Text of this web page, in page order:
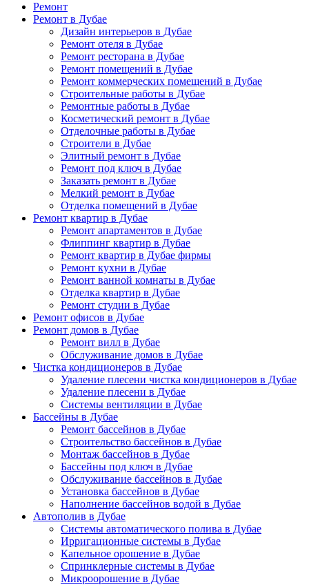
Ремонт
Ремонт в Дубае
Дизайн интерьеров в Дубае
Ремонт отеля в Дубае
Ремонт ресторана в Дубае
Ремонт помещений в Дубае
Ремонт коммерческих помещений в Дубае
Строительные работы в Дубае
Ремонтные работы в Дубае
Косметический ремонт в Дубае
Отделочные работы в Дубае
Строители в Дубае
Элитный ремонт в Дубае
Ремонт под ключ в Дубае
Заказать ремонт в Дубае
Мелкий ремонт в Дубае
Отделка помещений в Дубае
Ремонт квартир в Дубае
Ремонт апартаментов в Дубае
Флиппинг квартир в Дубае
Ремонт квартир в Дубае фирмы
Ремонт кухни в Дубае
Ремонт ванной комнаты в Дубае
Отделка квартир в Дубае
Ремонт студии в Дубае
Ремонт офисов в Дубае
Ремонт домов в Дубае
Ремонт вилл в Дубае
Обслуживание домов в Дубае
Чистка кондиционеров в Дубае
Удаление плесени чистка кондиционеров в Дубае
Удаление плесени в Дубае
Системы вентиляции в Дубае
Бассейны в Дубае
Ремонт бассейнов в Дубае
Строительство бассейнов в Дубае
Монтаж бассейнов в Дубае
Бассейны под ключ в Дубае
Обслуживание бассейнов в Дубае
Установка бассейнов в Дубае
Наполнение бассейнов водой в Дубае
Автополив в Дубае
Системы автоматического полива в Дубае
Ирригационные системы в Дубае
Капельное орошение в Дубае
Спринклерные системы в Дубае
Микроорошение в Дубае